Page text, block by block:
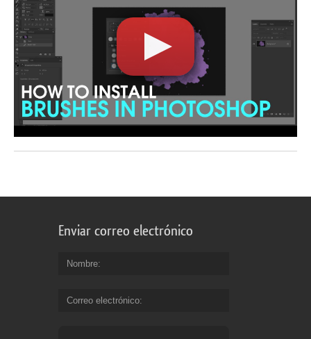
Enviar correo electrónico
Nombre
Correo electrónico